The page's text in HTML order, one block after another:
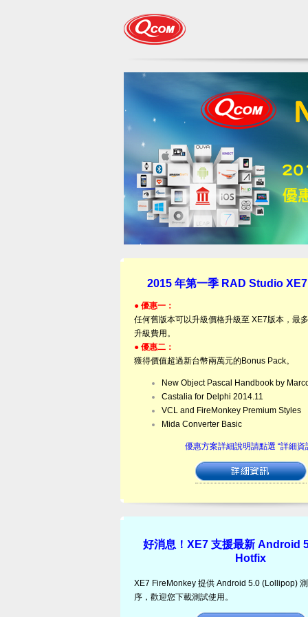
2015 年第一季 RAD Studio
● 優惠一：
任何舊版本可以升級價格升級至 XE7版本，最
升級費用。
● 優惠二：
獲得價值超過新台幣兩萬元的Bonus Pack。
New Object Pascal Handbook by
Castalia for Delphi 2014.11
VCL and FireMonkey Premium Styles
Mida Converter Basic
優惠方案詳細說明請點選 “詳細資
好消息！XE7 支援最新 Android
Hotfix
XE7 FireMonkey 提供 Android 5.0 (Lollipop)
序，歡迎您下載測試使用。